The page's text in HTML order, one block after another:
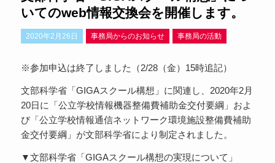
いてのweb情報交換会を開催します。
2020年2月26日 事務局からのお知らせ 事務局の活動
※参加申込は終了しました（2/28（金）15時追記）
文部科学省「GIGAスクール構想」に関連し、2020年2月
20日に「公立学校情報機器整備費補助金交付要綱」およ
び「公立学校情報通信ネットワーク環境施設整備費補助
金交付要綱」が文部科学省により制定されました。
▼文部科学省「GIGAスクール構想の実現について」